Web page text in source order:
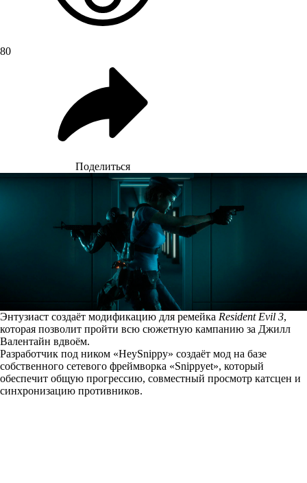
80
Поделиться
Энтузиаст создаёт модификацию для ремейка Resident Evil 3,
которая позволит пройти всю сюжетную кампанию за Джилл
Валентайн вдвоём.
Разработчик под ником «HeySnippy» создаёт мод на базе
собственного сетевого фреймворка «Snippyet», который
обеспечит общую прогрессию, совместный просмотр катсцен и
синхронизацию противников.